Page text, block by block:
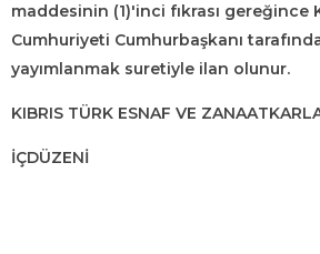
maddesinin (1)'inci fıkrası gereğince
Cumhuriyeti Cumhurbaşkanı
yayımlanmak suretiyle ilan olunur.
KIBRIS TÜRK ESNAF VE
İÇDÜZENİ